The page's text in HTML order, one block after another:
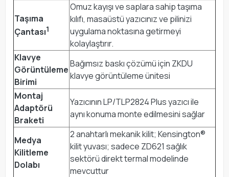
Taşıma
Çantası1
Omuz kayışı ve saplara sahip taşıma
kılıfı, masaüstü yazıcınız ve pilinizi
uygulama noktasına getirmeyi
kolaylaştırır.
Klavye
Görüntüleme
Birimi
Bağımsız baskı çözümü için ZKDU
klavye görüntüleme ünitesi
Montaj
Adaptörü
Braketi
Yazıcının LP/TLP2824 Plus yazıcı ile
aynı konuma monte edilmesini sağlar
Medya
Kilitleme
Dolabı
2 anahtarlı mekanik kilit; Kensington®
kilit yuvası; sadece ZD621 sağlık
sektörü direkt termal modelinde
mevcuttur